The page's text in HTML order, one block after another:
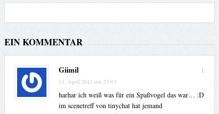
EIN KOMMENTAR
1
Giimil
11. April 2011 um 23:03
harhar ich weiß was für ein Spaßvogel das war… :D
im scenetreff von tinychat hat jemand